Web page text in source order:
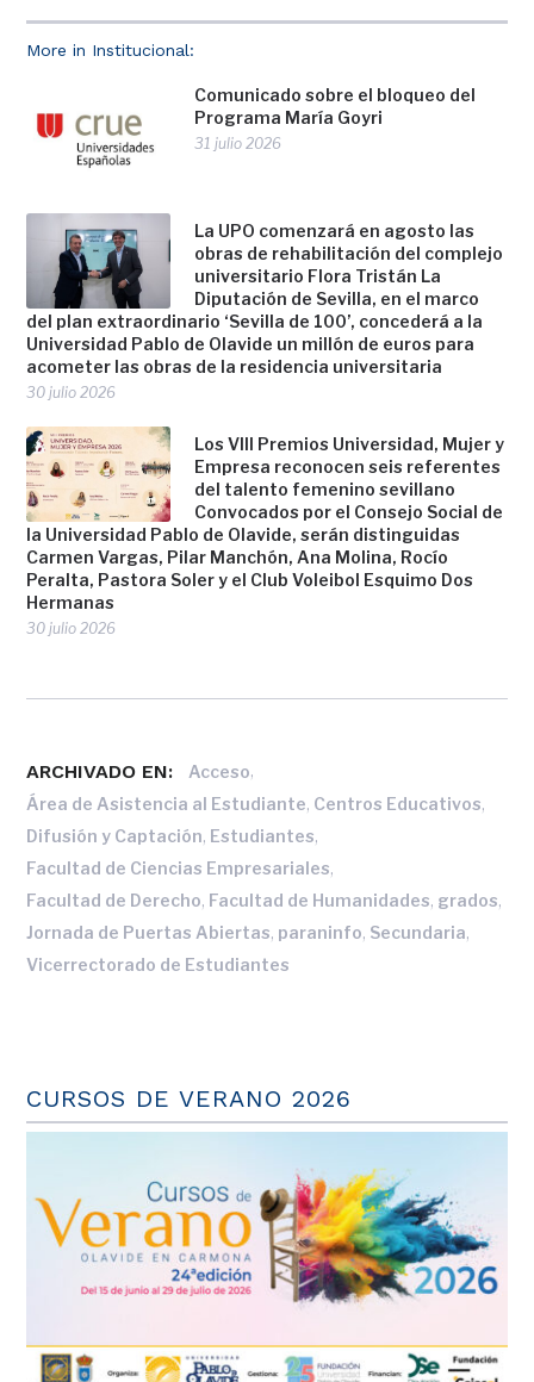
More in Institucional:
Comunicado sobre el bloqueo del
Programa María Goyri
31 julio 2026
La UPO comenzará en agosto las
obras de rehabilitación del complejo
universitario Flora Tristán La
Diputación de Sevilla, en el marco
del plan extraordinario ‘Sevilla de 100’, concederá a la
Universidad Pablo de Olavide un millón de euros para
acometer las obras de la residencia universitaria
30 julio 2026
Los VIII Premios Universidad, Mujer y
Empresa reconocen seis referentes
del talento femenino sevillano
Convocados por el Consejo Social de
la Universidad Pablo de Olavide, serán distinguidas
Carmen Vargas, Pilar Manchón, Ana Molina, Rocío
Peralta, Pastora Soler y el Club Voleibol Esquimo Dos
Hermanas
30 julio 2026
ARCHIVADO EN: Acceso,
Área de Asistencia al Estudiante, Centros Educativos,
Difusión y Captación, Estudiantes,
Facultad de Ciencias Empresariales,
Facultad de Derecho, Facultad de Humanidades, grados,
Jornada de Puertas Abiertas, paraninfo, Secundaria,
Vicerrectorado de Estudiantes
CURSOS DE VERANO 2026